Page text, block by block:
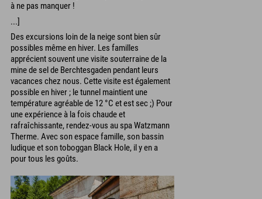
à ne pas manquer !
...]
Des excursions loin de la neige sont bien sûr
possibles même en hiver. Les familles
apprécient souvent une visite souterraine de la
mine de sel de Berchtesgaden pendant leurs
vacances chez nous. Cette visite est également
possible en hiver ; le tunnel maintient une
température agréable de 12 °C et est sec ;) Pour
une expérience à la fois chaude et
rafraîchissante, rendez-vous au spa Watzmann
Therme. Avec son espace famille, son bassin
ludique et son toboggan Black Hole, il y en a
pour tous les goûts.